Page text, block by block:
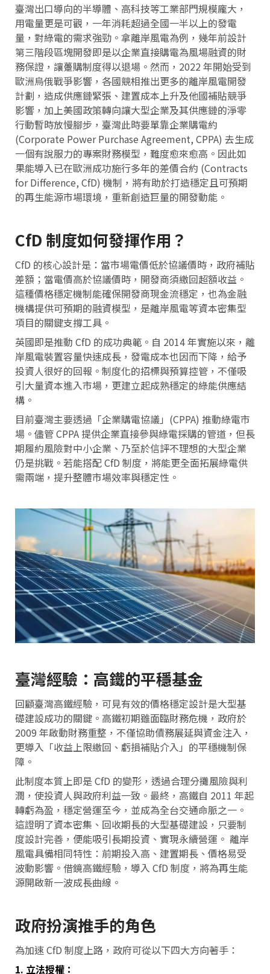
臺灣出口導向的半導體、高科技等工業部門規模龐大，
用電量更是可觀，一年消耗超過全國一半以上的發電
量，對綠電的需求強勁。拿離岸風電為例，幾年前設計
第三階段區塊開發即是以企業直接購電為風場融資的財
務保證，讓躉購制度得以退場。然而，2022 年開始受到
歐洲烏俄戰爭影響，各國競相推出更多的離岸風電開發
計劃，造成供應鏈緊張、建置成本上升及他國補貼競爭
影響，加上美國政策轉向讓大型企業及其供應鏈的淨零
行動暫時放慢腳步，臺灣此時要單靠企業購電約
(Corporate Power Purchase Agreement, CPPA) 去生成
一個有說服力的專案財務模型，難度愈來愈高。因此如
果能導入已在歐洲成功施行多年的差價合約 (Contracts
for Difference, CfD) 機制，將有助於打造穩定且可預期
的再生能源市場環境，重新創造巨量的開發動能。
CfD 制度如何發揮作用？
CfD 的核心設計是：當市場電價低於協議價時，政府補貼
差額；當電價高於協議價時，開發商須繳回超額收益。
這種價格穩定機制能確保開發商現金流穩定，也為金融
機構提供可預期的融資模型，是離岸風電等資本密集型
項目的關鍵支撐工具。
英國即是推動 CfD 的成功典範。自 2014 年實施以來，離
岸風電裝置容量快速成長，發電成本也因而下降，給予
投資人很好的回報。制度化的招標與預算控管，不僅吸
引大量資本進入市場，更建立起成熟穩定的綠能供應結
構。
目前臺灣主要透過「企業購電協議」(CPPA) 推動綠電市
場。儘管 CPPA 提供企業直接參與綠電採購的管道，但長
期履約風險對中小企業、乃至於信評不理想的大型企業
仍是挑戰。若能搭配 CfD 制度，將能更全面拓展綠電供
需兩端，提升整體市場效率與穩定性。
臺灣經驗：高鐵的平穩基金
回顧臺灣高鐵經驗，可見有效的價格穩定設計是大型基
礎建設成功的關鍵。高鐵初期雖面臨財務危機，政府於
2009 年啟動財務重整，不僅協助債務展延與資金注入，
更導入「收益上限繳回、虧損補貼介入」的平穩機制保
障。
此制度本質上即是 CfD 的變形，透過合理分攤風險與利
潤，使投資人與政府利益一致。最終，高鐵自 2011 年起
轉虧為盈，穩定營運至今，並成為全台交通命脈之一。
這證明了資本密集、回收期長的大型基礎建設，只要制
度設計完善，便能吸引長期投資、實現永續營運。 離岸
風電具備相同特性：前期投入高、建置期長、價格易受
波動影響。借鏡高鐵經驗，導入 CfD 制度，將為再生能
源開啟新一波成長曲線。
政府扮演推手的角色
為加速 CfD 制度上路，政府可從以下四大方向著手：
1. 立法授權：